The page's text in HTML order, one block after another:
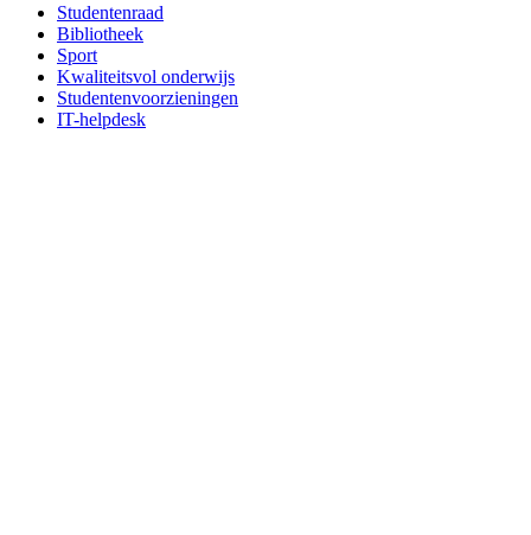
Studentenraad
Bibliotheek
Sport
Kwaliteitsvol onderwijs
Studentenvoorzieningen
IT-helpdesk